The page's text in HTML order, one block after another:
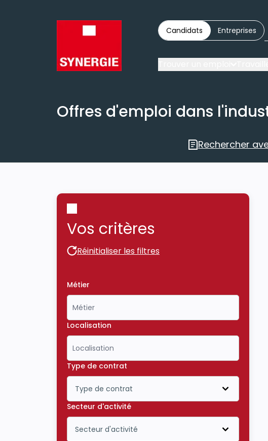
Candidats Entreprises
Offres d'emploi dans
Rechercher
Vos critères
Réinitialiser les filtres
Réinitialiser les filtres
Métier
Localisation
Type de contrat
Type de contrat
Icône ouvrir la liste déroulante
Secteur d'activité
Secteur d'activité
Icône ouvrir la liste déroulante